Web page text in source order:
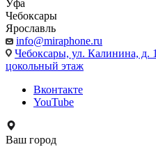
Уфа
Чебоксары
Ярославль
info@miraphone.ru
Чебоксары, ул. Калинина,
цокольный этаж
Вконтакте
YouTube
Ваш город